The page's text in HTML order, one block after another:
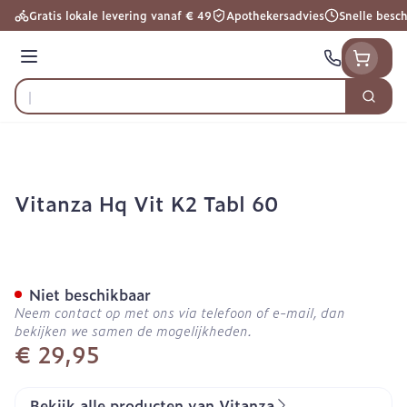
Ga naar de inhoud
Gratis lokale levering vanaf € 49 Apothekersadvies Snelle
Menu
Product, merk, categorie...
Zoek
Vitanza Hq Vit K2 Tabl 60
€ 29,95
Niet beschikbaar
Neem contact op met ons via telefoon of e-mail, dan
bekijken we samen de mogelijkheden.